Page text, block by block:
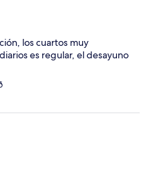
los cuartos muy
es regular, el desayuno